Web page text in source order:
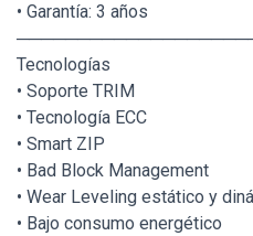
• Garantía: 3 años
Tecnologías
• Soporte TRIM
• Tecnología ECC
• Smart ZIP
• Bad Block Management
• Wear Leveling estático y
• Bajo consumo energético